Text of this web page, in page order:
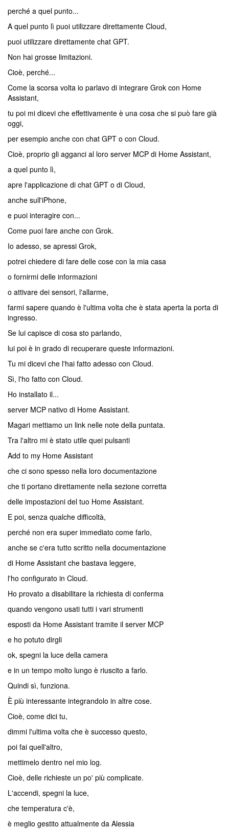
perché a quel punto...
A quel punto lì puoi utilizzare direttamente Cloud,
puoi utilizzare direttamente chat GPT.
Non hai grosse limitazioni.
Cioè, perché...
Come la scorsa volta io parlavo di integrare Grok con Home
Assistant,
tu poi mi dicevi che effettivamente è una cosa che si può fare già
oggi,
per esempio anche con chat GPT o con Cloud.
Cioè, proprio gli agganci al loro server MCP di Home Assistant,
a quel punto lì,
apre l'applicazione di chat GPT o di Cloud,
anche sull'iPhone,
e puoi interagire con...
Come puoi fare anche con Grok.
Io adesso, se apressi Grok,
potrei chiedere di fare delle cose con la mia casa
o fornirmi delle informazioni
o attivare dei sensori, l'allarme,
farmi sapere quando è l'ultima volta che è stata aperta la porta di
ingresso.
Se lui capisce di cosa sto parlando,
lui poi è in grado di recuperare queste informazioni.
Tu mi dicevi che l'hai fatto adesso con Cloud.
Sì, l'ho fatto con Cloud.
Ho installato il...
server MCP nativo di Home Assistant.
Magari mettiamo un link nelle note della puntata.
Tra l'altro mi è stato utile quei pulsanti
Add to my Home Assistant
che ci sono spesso nella loro documentazione
che ti portano direttamente nella sezione corretta
delle impostazioni del tuo Home Assistant.
E poi, senza qualche difficoltà,
perché non era super immediato come farlo,
anche se c'era tutto scritto nella documentazione
di Home Assistant che bastava leggere,
l'ho configurato in Cloud.
Ho provato a disabilitare la richiesta di conferma
quando vengono usati tutti i vari strumenti
esposti da Home Assistant tramite il server MCP
e ho potuto dirgli
ok, spegni la luce della camera
e in un tempo molto lungo è riuscito a farlo.
Quindi sì, funziona.
È più interessante integrandolo in altre cose.
Cioè, come dici tu,
dimmi l'ultima volta che è successo questo,
poi fai quell'altro,
mettimelo dentro nel mio log.
Cioè, delle richieste un po' più complicate.
L'accendi, spegni la luce,
che temperatura c'è,
è meglio gestito attualmente da Alessia